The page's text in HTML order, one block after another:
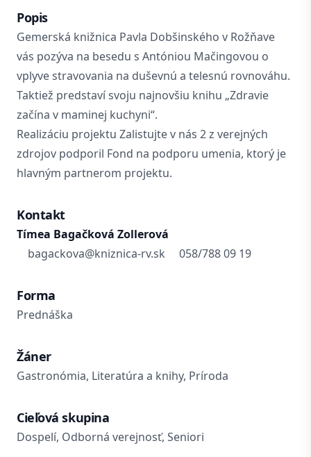
Popis
Gemerská knižnica Pavla Dobšinského v Rožňave
vás pozýva na besedu s Antóniou Mačingovou o
vplyve stravovania na duševnú a telesnú rovnováhu.
Taktiež predstaví svoju najnovšiu knihu „Zdravie
začína v maminej kuchyni“.
Realizáciu projektu Zalistujte v nás 2 z verejných
zdrojov podporil Fond na podporu umenia, ktorý je
hlavným partnerom projektu.
Kontakt
Tímea Bagačková Zollerová
bagackova@kniznica-rv.sk
058/788 09 19
Forma
Prednáška
Žáner
Gastronómia, Literatúra a knihy, Príroda
Cieľová skupina
Dospelí, Odborná verejnosť, Seniori